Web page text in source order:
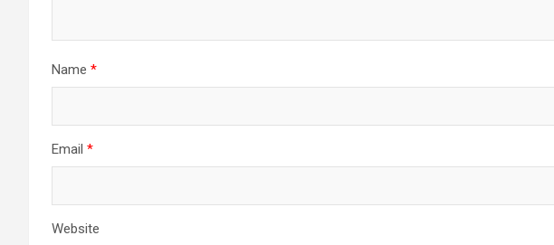
Name *
Email *
Website